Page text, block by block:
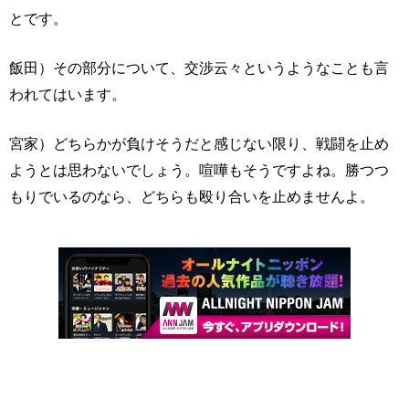
とです。
飯田）その部分について、交渉云々というようなことも言
われてはいます。
宮家）どちらかが負けそうだと感じない限り、戦闘を止め
ようとは思わないでしょう。喧嘩もそうですよね。勝つつ
もりでいるのなら、どちらも殴り合いを止めませんよ。